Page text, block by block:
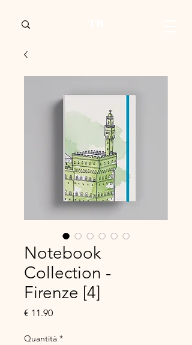
Notebook
Collection -
Firenze [4]
€ 11.90Prezzo
Quantità *